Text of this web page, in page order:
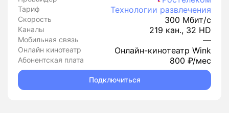
Тариф Технологии развлечения
Скорость 300 Мбит/с
Каналы 219 кан., 32 HD
Мобильная связь —
Онлайн кинотеатр Онлайн-кинотеатр Wink
Абонентская плата 800 ₽/мес
Подключиться